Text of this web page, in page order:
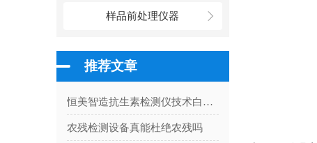
样品前处理仪器
推荐文章
恒美智造抗生素检测仪技术白皮书：国产厂家荧光定量检测技术解读
农残检测设备真能杜绝农残吗